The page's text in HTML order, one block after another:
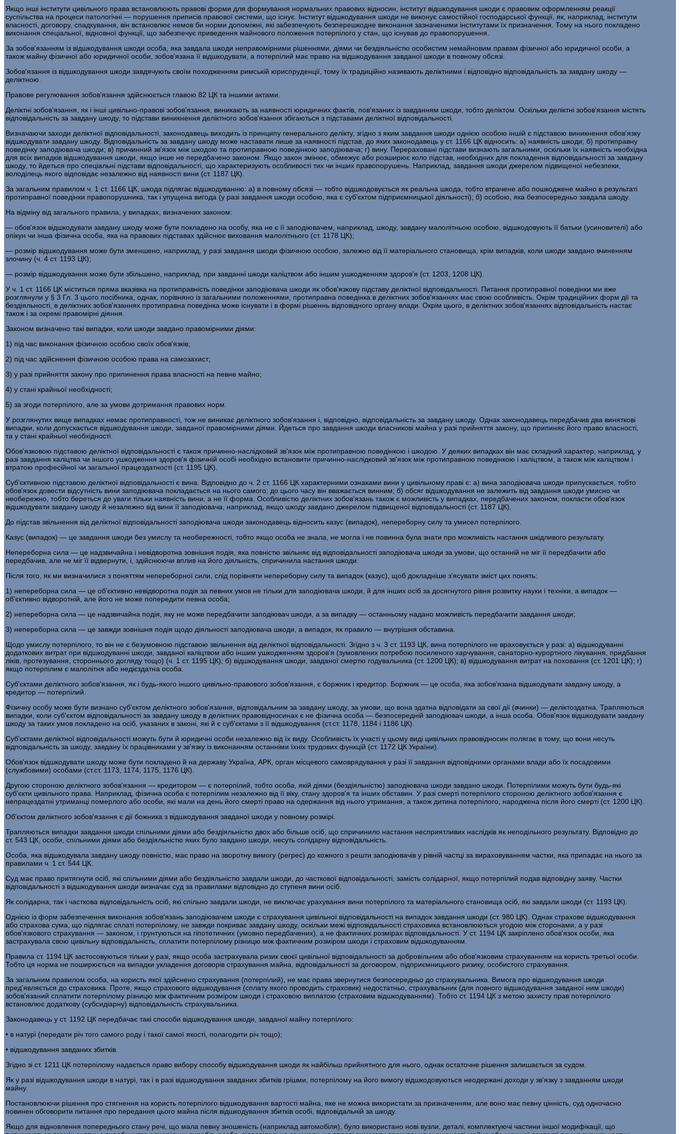
Якщо інші інститути цивільного права встановлюють правові форми для формування нормальних правових відносин, інститут відшкодування шкоди є правовим оформленням реакції
суспільства на процеси патологічні — порушення приписів правової системи, що існує. Інститут відшкодування шкоди не виконує самостійної господарської функції, як, наприклад, інститути
власності, договору, спадкування, він встановлює немов би норми допоміжні, які забезпечують безперешкодне виконання зазначеними інститутами їх призначення. Тому на нього покладено
виконання спеціальної, відновної функції, що забезпечує приведення майнового положення потерпілого у стан, що існував до правопорушення.
За зобов'язанням із відшкодування шкоди особа, яка завдала шкоди неправомірними рішеннями, діями чи бездіяльністю особистим немайновим правам фізичної або юридичної особи, а
також майну фізичної або юридичної особи, зобов'язана її відшкодувати, а потерпілий має право на відшкодування завданої шкоди в повному обсязі.
Зобов'язання із відшкодування шкоди завдячують своїм походженням римській юриспруденції, тому їх традиційно називають деліктними і відповідно відповідальність за завдану шкоду —
деліктною.
Правове регулювання зобов'язання здійснюється главою 82 ЦК та іншими актами.
Деліктні зобов'язання, як і інші цивільно-правові зобов'язання, виникають за наявності юридичних фактів, пов'язаних із завданням шкоди, тобто деліктом. Оскільки деліктні зобов'язання містять
відповідальність за завдану шкоду, то підстави виникнення деліктного зобов'язання збігаються з підставами деліктної відповідальності.
Визначаючи заходи деліктної відповідальності, законодавець виходить із принципу генерального делікту, згідно з яким завдання шкоди однією особою іншій є підставою виникнення обов'язку
відшкодувати завдану шкоду. Відповідальність за завдану шкоду може наставати лише за наявності підстав, до яких законодавець у ст. 1166 ЦК відносить: а) наявність шкоди; б) протиправну
поведінку заподіювача шкоди; в) причинний зв'язок між шкодою та протиправною поведінкою заподіювача; г) вину. Перераховані підстави визнають загальними, оскільки їх наявність необхідна
для всіх випадків відшкодування шкоди, якщо інше не передбачено законом. Якщо закон змінює, обмежує або розширює коло підстав, необхідних для покладення відповідальності за завдану
шкоду, то йдеться про спеціальні підстави відповідальності, що характеризують особливості тих чи інших правопорушень. Наприклад, завдання шкоди джерелом підвищеної небезпеки,
володілець якого відповідає незалежно від наявності вини (ст. 1187 ЦК).
За загальним правилом ч. 1 ст. 1166 ЦК, шкода підлягає відшкодуванню: а) в повному обсязі — тобто відшкодовується як реальна шкода, тобто втрачене або пошкоджене майно в результаті
протиправної поведінки правопорушника, так і упущена вигода (у разі завдання шкоди особою, яка є суб'єктом підприємницької діяльності); б) особою, яка безпосередньо завдала шкоду.
На відміну від загального правила, у випадках, визначених законом:
— обов'язок відшкодувати завдану шкоду може бути покладено на особу, яка не є її заподіювачем, наприклад, шкоду, завдану малолітньою особою, відшкодовують її батьки (усиновителі) або
опікун чи інша фізична особа, яка на правових підставах здійснює виховання малолітнього (ст. 1178 ЦК);
— розмір відшкодування може бути зменшено, наприклад, у разі завдання шкоди фізичною особою, залежно від її матеріального становища, крім випадків, коли шкоди завдано вчиненням
злочину (ч. 4 ст. 1193 ЦК);
— розмір відшкодування може бути збільшено, наприклад, при завданні шкоди каліцтвом або іншим ушкодженням здоров'я (ст. 1203, 1208 ЦК).
У ч. 1 ст. 1166 ЦК міститься пряма вказівка на протиправність поведінки заподіювача шкоди як обов'язкову підставу деліктної відповідальності. Питання протиправної поведінки ми вже
розглянули у § 3 Гл. 3 цього посібника, однак, порівняно із загальними положеннями, протиправна поведінка в деліктних зобов'язаннях має свою особливість. Окрім традиційних форм дії та
бездіяльності, в деліктних зобов'язаннях протиправна поведінка може існувати і в формі рішеннь відповідного органу влади. Окрім цього, в деліктних зобов'язаннях відповідальність настає
також і за окремі правомірні діяння.
Законом визначено такі випадки, коли шкоди завдано правомірними діями:
1) під час виконання фізичною особою своїх обов'язків;
2) під час здійснення фізичною особою права на самозахист;
3) у разі прийняття закону про припинення права власності на певне майно;
4) у стані крайньої необхідності;
5) за згоди потерпілого, але за умови дотримання правових норм.
У розглянутих вище випадках немає протиправності, тож не виникає деліктного зобов'язання і, відповідно, відповідальність за завдану шкоду. Однак законодавець передбачив два виняткові
випадки, коли допускається відшкодування шкоди, завданої правомірними діями. Йдеться про завдання шкоди власникові майна у разі прийняття закону, що припиняє його право власності,
та у стані крайньої необхідності.
Обов'язковою підставою деліктної відповідальності є також причинно-наслідковий зв'язок між протиправною поведінкою і шкодою. У деяких випадках він має складний характер, наприклад, у
разі завдання каліцтва чи іншого ушкодження здоров'я фізичній особі необхідно встановити причинно-наслідковий зв'язок між протиправною поведінкою і каліцтвом, а також між каліцтвом і
втратою професійної чи загальної працездатності (ст. 1195 ЦК).
Суб'єктивною підставою деліктної відповідальності є вина. Відповідно до ч. 2 ст. 1166 ЦК характерними ознаками вини у цивільному праві є: а) вина заподіювача шкоди припускається, тобто
обов'язок довести відсутність вини заподіювача покладається на нього самого; до цього часу він вважається винним; б) обсяг відшкодування не залежить від завдання шкоди умисно чи
необережно, тобто береться до уваги тільки наявність вини, а не її форма. Особливістю деліктних зобов'язань також є можливість у випадках, передбачених законом, покласти обов'язок
відшкодувати завдану шкоду й незалежно від вини її заподіювача, наприклад, якщо шкоду завдано джерелом підвищеної відповідальності (ст. 1187 ЦК).
До підстав звільнення від деліктної відповідальності заподіювача шкоди законодавець відносить казус (випадок), непереборну силу та умисел потерпілого.
Казус (випадок) — це завдання шкоди без умислу та необережності, тобто якщо особа не знала, не могла і не повинна була знати про можливість настання шкідливого результату.
Непереборна сила — це надзвичайна і невідворотна зовнішня подія, яка повністю звільняє від відповідальності заподіювача шкоди за умови, що останній не міг її передбачити або
передбачив, але не міг її відвернути, і, здійснюючи вплив на його діяльність, спричинила настання шкоди.
Після того, як ми визначилися з поняттям непереборної сили, слід порівняти непереборну силу та випадок (казус), щоб докладніше з'ясувати зміст цих понять:
1) непереборна сила — це об'єктивно невідворотна подія за певних умов не тільки для заподіювача шкоди, й для інших осіб за досягнутого рівня розвитку науки і техніки, а випадок —
об'єктивно відворотній, але його не може попередити певна особа;
2) непереборна сила — це надзвичайна подія, яку не може передбачити заподіювач шкоди, а за випадку — останньому надано можливість передбачити завдання шкоди;
3) непереборна сила — це завжди зовнішня подія щодо діяльності заподіювача шкоди, а випадок, як правило — внутрішня обставина.
Щодо умислу потерпілого, то він не є безумовною підставою звільнення від деліктної відповідальності. Згідно з ч. 3 ст. 1193 ЦК, вина потерпілого не враховується у разі: а) відшкодуванні
додаткових витрат при відшкодуванні шкоди, завданої каліцтвом або іншим ушкодженням здоров'я (зумовлених потребою посиленого харчування, санаторно-курортного лікування, придбання
ліків, протезування, стороннього догляду тощо) (ч. 1 ст. 1195 ЦК); б) відшкодування шкоди, завданої смертю годувальника (ст. 1200 ЦК); в) відшкодування витрат на поховання (ст. 1201 ЦК); г)
якщо потерпілим є малолітня або недієздатна особа.
Суб'єктами деліктного зобов'язання, як і будь-якого іншого цивільно-правового зобов'язання, є боржник і кредитор. Боржник — це особа, яка зобов'язана відшкодувати завдану шкоду, а
кредитор — потерпілий.
Фізичну особу може бути визнано суб'єктом деліктного зобов'язання, відповідальним за завдану шкоду, за умови, що вона здатна відповідати за свої дії (вчинки) — деліктоздатна. Трапляються
випадки, коли суб'єктом відповідальності за завдану шкоду в деліктних правовідносинах є не фізична особа — безпосередній заподіювач шкоди, а інша особа. Обов'язок відшкодувати завдану
шкоду за таких умов покладено на осіб, указаних в законі, які й є суб'єктами з її відшкодування (ст.ст. 1178, 1184 і 1186 ЦК).
Суб'єктами деліктної відповідальності можуть бути й юридичні особи незалежно від їх виду. Особливість їх участі у цьому виді цивільних правовідносин полягає в тому, що вони несуть
відповідальність за шкоду, завдану їх працівниками у зв'язку із виконанням останніми їхніх трудових функцій (ст. 1172 ЦК України).
Обов'язок відшкодувати шкоду може бути покладено й на державу Україна, АРК, орган місцевого самоврядування у разі її завдання відповідними органами влади або їх посадовими
(службовими) особами (ст.ст. 1173, 1174, 1175, 1176 ЦК).
Другою стороною деліктного зобов'язання — кредитором — є потерпілий, тобто особа, якій діями (бездіяльністю) заподіювача шкоди завдано шкоди. Потерпілими можуть бути будь-які
суб'єкти цивільного права. Наприклад, фізична особа є потерпілим незалежно від її віку, стану здоров'я та інших обставин. У разі смерті потерпілого стороною деліктного зобов'язання є
непрацездатні утриманці померлого або особи, які мали на день його смерті право на одержання від нього утримання, а також дитина потерпілого, народжена після його смерті (ст. 1200 ЦК).
Об'єктом деліктного зобов'язання є дії божника з відшкодування завданої шкоди у повному розмірі.
Трапляються випадки завдання шкоди спільними діями або бездіяльністю двох або більше осіб, що спричинило настання несприятливих наслідків як неподільного результату. Відповідно до
ст. 543 ЦК, особи, спільними діями або бездіяльністю яких було завдано шкоди, несуть солідарну відповідальність.
Особа, яка відшкодувала завдану шкоду повністю, має право на зворотну вимогу (регрес) до кожного з решти заподіювачів у рівній частці за вираховуванням частки, яка припадає на нього за
правилами ч. 1 ст. 544 ЦК.
Суд має право притягнути осіб, які спільними діями або бездіяльністю завдали шкоди, до часткової відповідальності, замість солідарної, якщо потерпілий подав відповідну заяву. Частки
відповідальності з відшкодування шкоди визначає суд за правилами відповідно до ступеня вини осіб.
Як солідарна, так і часткова відповідальність осіб, які спільно завдали шкоди, не виключає урахування вини потерпілого та матеріального становища осіб, які завдали шкоди (ст. 1193 ЦК).
Однією із форм забезпечення виконання зобов'язань заподіювачем шкоди є страхування цивільної відповідальності на випадок завдання шкоди (ст. 980 ЦК). Однак страхове відшкодування
або страхова сума, що підлягає сплаті потерпілому, не завжди покриває завдану шкоду, оскільки межі відповідальності страховика встановлюються угодою між сторонами, а у разі
обов'язкового страхування — законом, і грунтуються на гіпотетичних (умовно передбачених), а не фактичних розмірах відповідальності. У ст. 1194 ЦК закріплено обов'язок особи, яка
застрахувала свою цивільну відповідальність, сплатити потерпілому різницю між фактичним розміром шкоди і страховим відшкодуванням.
Правила ст. 1194 ЦК застосовуються тільки у разі, якщо особа застрахувала ризик своєї цивільної відповідальності за добровільним або обов'язковим страхуванням на користь третьої особи.
Тобто ця норма не поширюється на випадки укладення договорів страхування майна, відповідальності за договором, підприємницького ризику, особистого страхування.
За загальним правилом особа, на користь якої здійснено страхування (потерпілий), не має права звернутися безпосередньо до страхувальника. Вимога про відшкодування шкоди
пред'являється до страховика. Проте, якщо страхового відшкодування (сплату якого проводить страховик) недостатньо, страхувальник (для повного відшкодування завданої ним шкоди)
зобов'язаний сплатити потерпілому різницю між фактичним розміром шкоди і страховою виплатою (страховим відшкодуванням). Тобто ст. 1194 ЦК з метою захисту прав потерпілого
встановлює додаткову (субсидіарну) відповідальність страхувальника.
Законодавець у ст. 1192 ЦК передбачає такі способи відшкодування шкоди, завданої майну потерпілого:
• в натурі (передати річ того самого роду і такої самої якості, полагодити річ тощо);
• відшкодування завданих збитків.
Згідно зі ст. 1211 ЦК потерпілому надається право вибору способу відшкодування шкоди як найбільш прийнятного для нього, однак остаточне рішення залишається за судом.
Як у разі відшкодування шкоди в натурі, так і в разі відшкодування завданих збитків грішми, потерпілому на його вимогу відшкодовуються неодержані доходи у зв'язку з завданням шкоди
майну.
Постановлюючи рішення про стягнення на користь потерпілого відшкодування вартості майна, яке не можна використати за призначенням, але воно має певну цінність, суд одночасно
повинен обговорити питання про передання цього майна після відшкодування збитків особі, відповідальній за шкоду.
Якщо для відновлення попереднього стану речі, що мала певну зношеність (наприклад автомобіля), було використано нові вузли, деталі, комплектуючі частини іншої модифікації, що